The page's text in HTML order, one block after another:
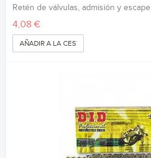
Retén de válvulas, admisión y escape
4,08 €
AÑADIR A LA CESTA